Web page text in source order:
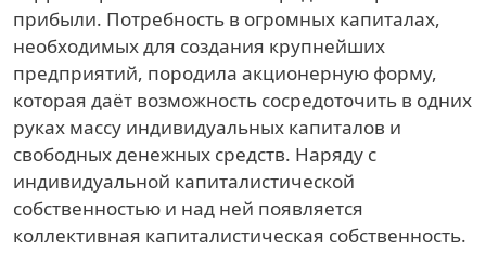
прибыли. Потребность в огромных капиталах,
необходимых для создания крупнейших
предприятий, породила акционерную форму,
которая даёт возможность сосредоточить в одних
руках массу индивидуальных капиталов и
свободных денежных средств. Наряду с
индивидуальной капиталистической
собственностью и над ней появляется
коллективная капиталистическая собственность.